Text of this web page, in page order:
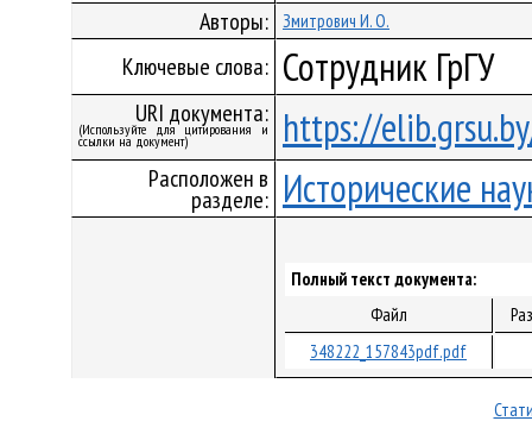
Авторы: Змитрович И. О.
Ключевые слова: Сотрудник ГрГУ
URI документа:
(Используйте для цитирования и
ссылки на документ) https://
Расположен в
разделе: Исторические
Полный текст документа:
Файл
348222_157843pdf.pdf